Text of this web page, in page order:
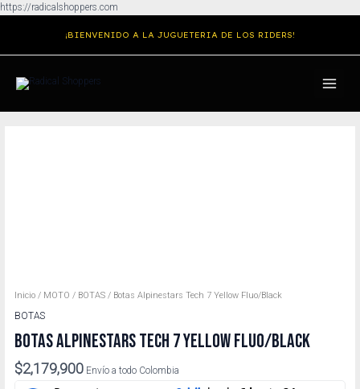
https://radicalshoppers.com
contenido
¡BIENVENIDO A LA JUGUETERIA DE LOS RIDERS!
MENU
Inicio / MOTO / BOTAS / Botas Alpinestars Tech 7 Yellow Fluo/Black
BOTAS
BOTAS ALPINESTARS TECH 7 YELLOW FLUO/BLACK
$2,179,900 Envío a todo Colombia